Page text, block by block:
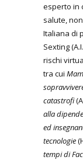
esperto in
salute,
Italiana di
Sexting
rischi
tra cui
catastrofi
alla
ed
tecnologie
tempi di